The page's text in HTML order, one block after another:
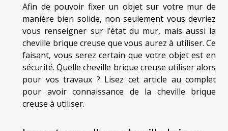
Afin de pouvoir fixer un objet sur votre mur de
manière bien solide, non seulement vous devriez
vous renseigner sur l’état du mur, mais aussi la
cheville brique creuse que vous aurez à utiliser. Ce
faisant, vous serez certain que votre objet est en
sécurité. Quelle cheville brique creuse utiliser alors
pour vos travaux ? Lisez cet article au complet
pour avoir connaissance de la cheville brique
creuse à utiliser.